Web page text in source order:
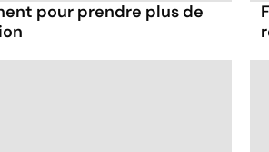
pour prendre plus de